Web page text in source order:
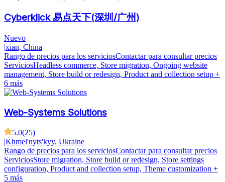
Cyberklick 易点天下(深圳/广州)
Nuevo
|xian, China
Rango de precios para los serviciosContactar para consultar precios
ServiciosHeadless commerce, Store migration, Ongoing website
management, Store build or redesign, Product and collection setup +
6 más
Web-Systems Solutions
5.0(25)
|Khmel'nyts'kyy, Ukraine
Rango de precios para los serviciosContactar para consultar precios
ServiciosStore migration, Store build or redesign, Store settings
configuration, Product and collection setup, Theme customization +
5 más